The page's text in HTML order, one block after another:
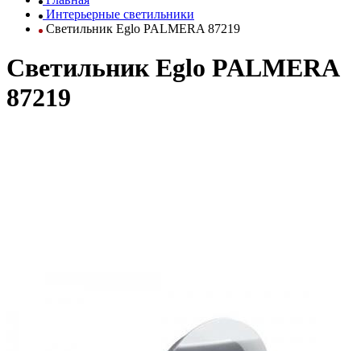
Интерьерные светильники
Светильник Eglo PALMERA 87219
Светильник Eglo PALMERA
87219